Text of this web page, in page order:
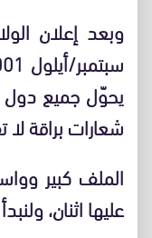
يحوّل جميع دول
شعارات براقة
الملف كبير
عليها اثنان،